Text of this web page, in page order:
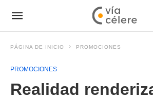
PÁGINA DE INICIO PROMOCIONES
PROMOCIONES
Realidad